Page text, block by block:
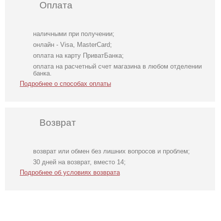
Оплата
наличными при получении;
онлайн - Visa, MasterCard;
оплата на карту ПриватБанка;
оплата на расчетный счет магазина в любом отделении
банка.
Подробнее о способах оплаты
Возврат
возврат или обмен без лишних вопросов и проблем;
30 дней на возврат, вместо 14;
Подробнее об условиях возврата
Элегантное
длинное черное
платье с
Трендовое
шелковое платье
в бежевом цвете